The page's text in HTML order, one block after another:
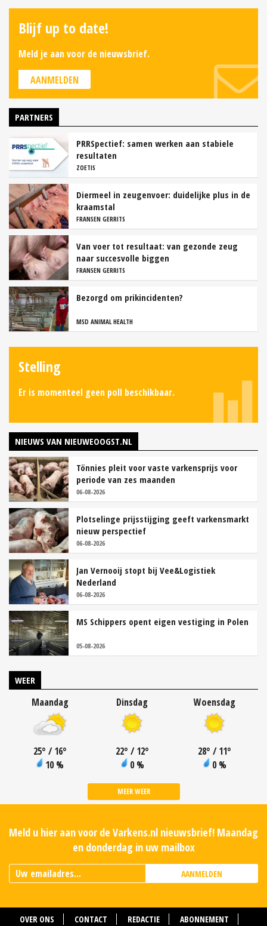
Blijf up to date!
Meld je aan voor de nieuwsbrief.
AANMELDEN
PARTNERS
PRRSpectief: samen werken aan stabiele
resultaten
ZOETIS
Diermeel in zeugenvoer: duidelijke plus in de
kraamstal
FRANSEN GERRITS
Van voer tot resultaat: van gezonde zeug
naar succesvolle biggen
FRANSEN GERRITS
Bezorgd om prikincidenten?
MSD ANIMAL HEALTH
Stelling
Er is momenteel geen poll beschikbaar.
NIEUWS VAN NIEUWEOOGST.NL
Tönnies pleit voor vaste varkensprijs voor
periode van zes maanden
06-08-2026
Plotselinge prijsstijging geeft varkensmarkt
nieuw perspectief
06-08-2026
Jan Vernooij stopt bij Vee&Logistiek
Nederland
06-08-2026
MS Schippers opent eigen vestiging in Polen
05-08-2026
WEER
Maandag
25° / 16°
10 %
Dinsdag
22° / 12°
0 %
Woensdag
28° / 11°
0 %
MEER WEER
Meld u hier aan voor de Varkens.nl nieuwsbrief! Maandag
en donderdag in uw mailbox
AANMELDEN
OVER ONS CONTACT REDACTIE ABONNEMENT